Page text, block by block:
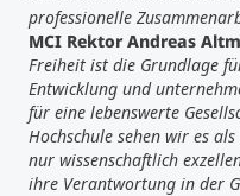
professionelle
MCI Rektor Andreas
Freiheit ist die Grundlage
Entwicklung und
für eine lebenswerte
Hochschule sehen wir es
nur wissenschaftlich
ihre Verantwortung in der